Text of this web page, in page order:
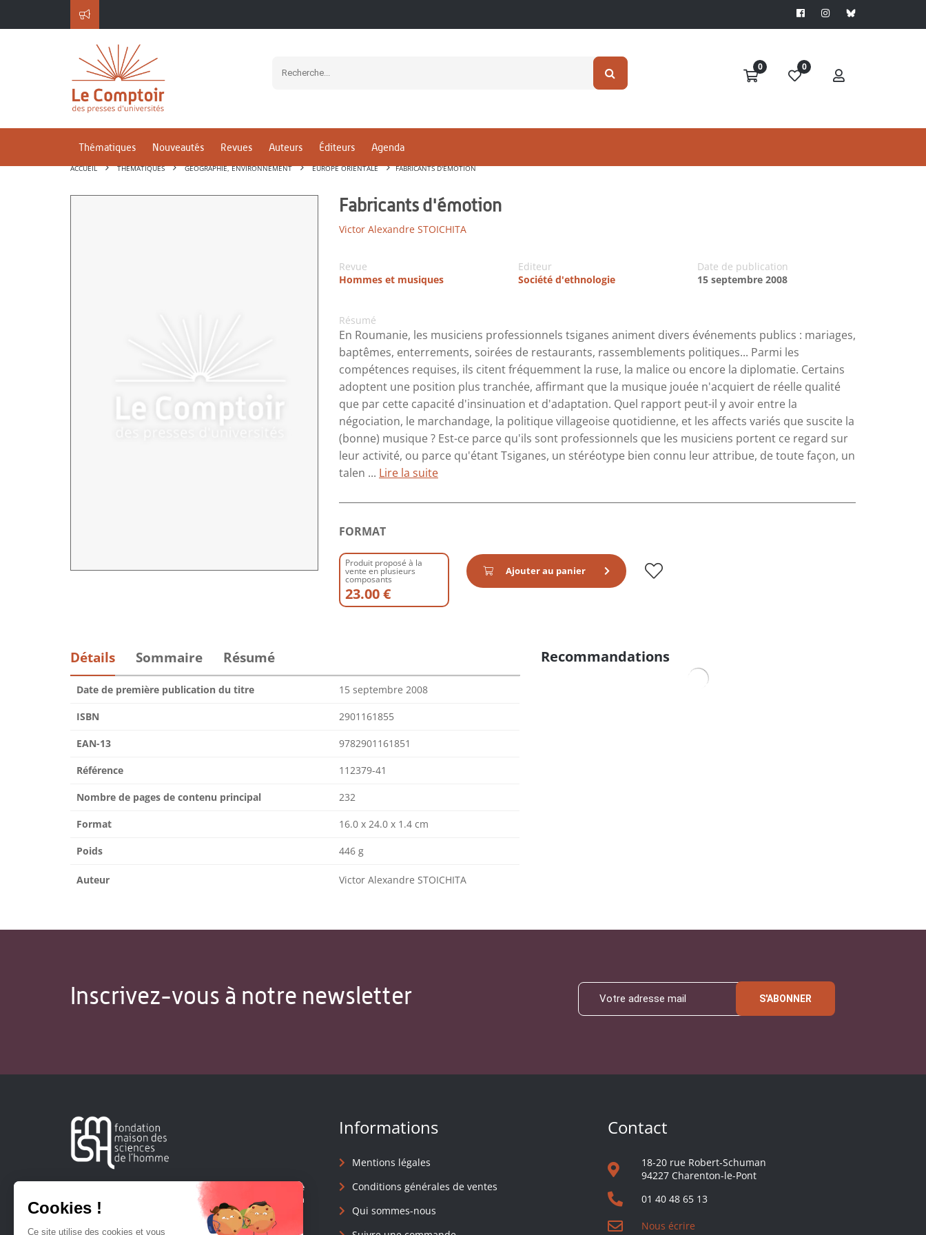
0 0
Thématiques Nouveautés Revues Auteurs Éditeurs Agenda
ACCUEIL THÉMATIQUES GÉOGRAPHIE, ENVIRONNEMENT EUROPE ORIENTALE FABRICANTS D'ÉMOTION
Fabricants d'émotion
Victor Alexandre STOICHITA
Revue
Hommes et musiques
Editeur
Société d'ethnologie
Date de publication
15 septembre 2008
Résumé
En Roumanie, les musiciens professionnels tsiganes animent divers événements publics : mariages,
baptêmes, enterrements, soirées de restaurants, rassemblements politiques... Parmi les
compétences requises, ils citent fréquemment la ruse, la malice ou encore la diplomatie. Certains
adoptent une position plus tranchée, affirmant que la musique jouée n'acquiert de réelle qualité
que par cette capacité d'insinuation et d'adaptation. Quel rapport peut-il y avoir entre la
négociation, le marchandage, la politique villageoise quotidienne, et les affects variés que suscite la
(bonne) musique ? Est-ce parce qu'ils sont professionnels que les musiciens portent ce regard sur
leur activité, ou parce qu'étant Tsiganes, un stéréotype bien connu leur attribue, de toute façon, un
talen ... Lire la suite
FORMAT
Produit proposé à la
vente en plusieurs
composants
23.00 €
Ajouter au panier
Détails Sommaire Résumé
Date de première publication du titre 15 septembre 2008
ISBN 2901161855
EAN-13 9782901161851
Référence 112379-41
Nombre de pages de contenu principal 232
Format 16.0 x 24.0 x 1.4 cm
Poids 446 g
Auteur Victor Alexandre STOICHITA
Recommandations
Inscrivez-vous à notre newsletter S'ABONNER
Créée en 1963, la Fondation Maison Sciences de l'Homme
soutient la recherche et la diffusion des connaissances en
sciences humaines et sociales.
Informations
Mentions légales
Conditions générales de ventes
Qui sommes-nous
Contact
18-20 rue Robert-Schuman
94227 Charenton-le-Pont
01 40 48 65 13
Nous écrire